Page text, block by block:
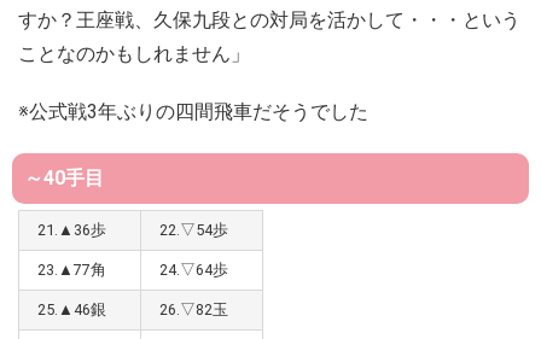
すか？王座戦、久保九段との対局を活かして・・・という
ことなのかもしれません」
※公式戦3年ぶりの四間飛車だそうでした
～40手目
21.▲36歩 22.▽54歩
23.▲77角 24.▽64歩
25.▲46銀 26.▽82玉